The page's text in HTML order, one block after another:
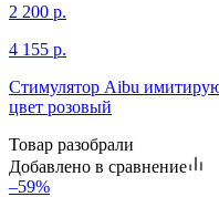
2 200 р.
4 155 р.
Стимулятор Aibu
цвет розовый
Товар разобрали
Добавлено в сравнение
–59%